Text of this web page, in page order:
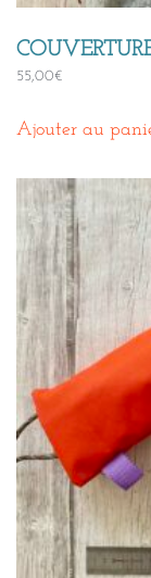
55,00€
Ajouter au